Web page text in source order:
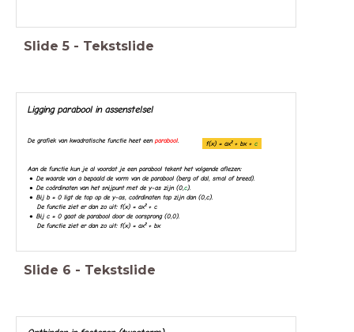
Slide 5 - Tekstslide
Ligging parabool in assenstelsel
De grafiek van kwadratische functie heet een parabool.
Aan de functie kun je al voordat je een parabool tekent het volgende aflezen:
De waarde van a bepaald de vorm van de parabool (berg of dal, smal of breed).
De coördinaten van het snijpunt met de y-as zijn (0,c).
Bijb = 0 ligt de top op de y-as, coördinaten top zijn dan (0,c).
De functie ziet er dan zo uit: f(x) = ax² + c
Bij c = 0 gaat de parabool door de oorsprong (0,0).
De functie ziet er dan zo uit: f(x) = ax² + bx
f(x) = ax² + bx +c
Slide 6 - Tekstslide